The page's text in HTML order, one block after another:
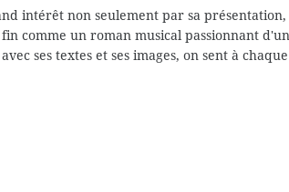
intérêt non seulement par sa présentation,
comme un roman musical passionnant
ses textes et ses images, on sent à